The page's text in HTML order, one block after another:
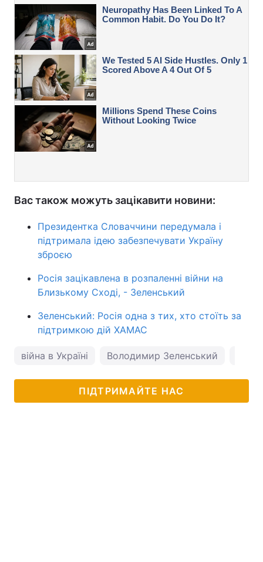
Вас також можуть зацікавити новини:
Президентка Словаччини передумала і
підтримала ідею забезпечувати Україну
зброєю
Росія зацікавлена в розпаленні війни на
Близькому Сході, - Зеленський
Зеленський: Росія одна з тих, хто стоїть за
підтримкою дій ХАМАС
війна в Україні Володимир Зеленський
ПІДТРИМАЙТЕ НАС